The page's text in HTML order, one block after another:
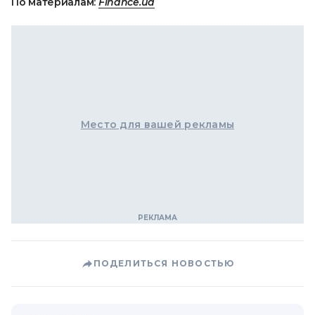
Место для вашей рекламы
ПОДЕЛИТЬСЯ НОВОСТЬЮ